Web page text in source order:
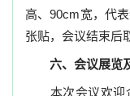
高、90cm宽，代
张贴，会议结束后
六、会议展览
本次会议欢迎